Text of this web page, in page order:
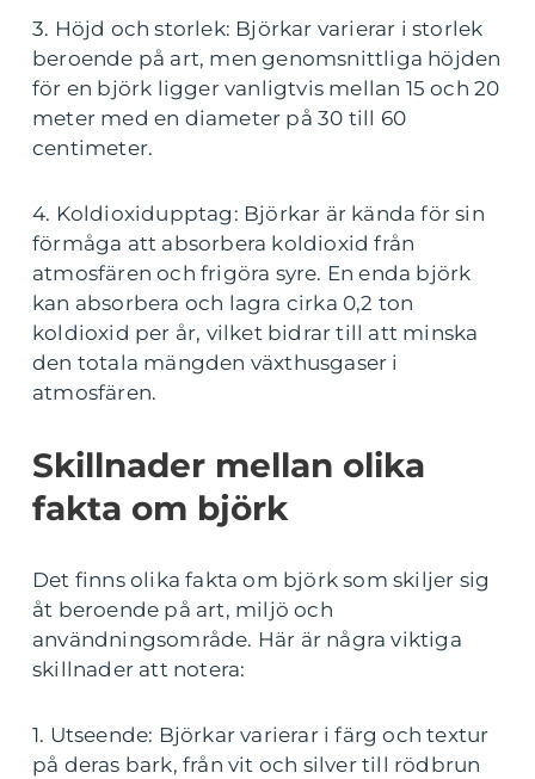
3. Höjd och storlek: Björkar varierar i storlek
beroende på art, men genomsnittliga höjden
för en björk ligger vanligtvis mellan 15 och 20
meter med en diameter på 30 till 60
centimeter.
4. Koldioxidupptag: Björkar är kända för sin
förmåga att absorbera koldioxid från
atmosfären och frigöra syre. En enda björk
kan absorbera och lagra cirka 0,2 ton
koldioxid per år, vilket bidrar till att minska
den totala mängden växthusgaser i
atmosfären.
Skillnader mellan olika
fakta om björk
Det finns olika fakta om björk som skiljer sig
åt beroende på art, miljö och
användningsområde. Här är några viktiga
skillnader att notera:
1. Utseende: Björkar varierar i färg och textur
på deras bark, från vit och silver till rödbrun